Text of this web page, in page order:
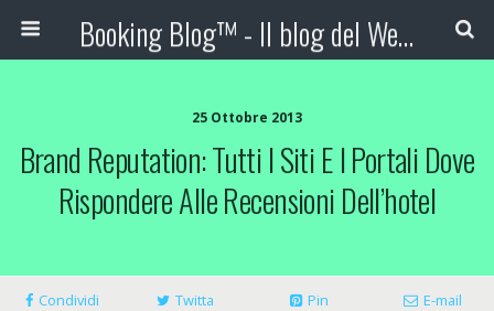
Booking Blog™ - Il blog del Web Marketing Turistico
25 Ottobre 2013
Brand Reputation: Tutti I Siti E I Portali Dove
Rispondere Alle Recensioni Dell’hotel
Condividi Twitta Pin E-mail